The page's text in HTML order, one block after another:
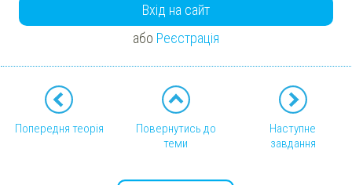
Вхід на сайт
або Реєстрація
Попередня теорія
Повернутись до
теми
Наступне
завдання